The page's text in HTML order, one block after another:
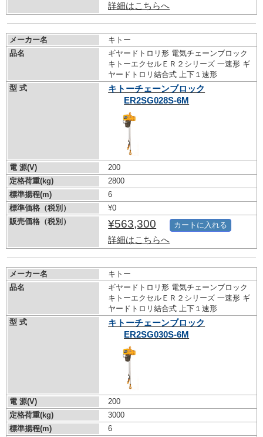
詳細はこちらへ
メーカー名
キトー
品名
ギヤードトロリ形 電気チェーンブロック
キトーエクセルＥＲ２シリーズ 一速形 ギ
ヤードトロリ結合式 上下１速形
型 式
キトーチェーンブロック
ER2SG028S-6M
電 源(V)
200
定格荷重(kg)
2800
標準揚程(m)
6
標準価格（税別）
¥0
販売価格（税別）
¥563,300
詳細はこちらへ
カートに入れる
メーカー名
キトー
品名
ギヤードトロリ形 電気チェーンブロック
キトーエクセルＥＲ２シリーズ 一速形 ギ
ヤードトロリ結合式 上下１速形
型 式
キトーチェーンブロック
ER2SG030S-6M
電 源(V)
200
定格荷重(kg)
3000
標準揚程(m)
6